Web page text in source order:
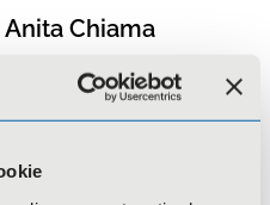
Chiama